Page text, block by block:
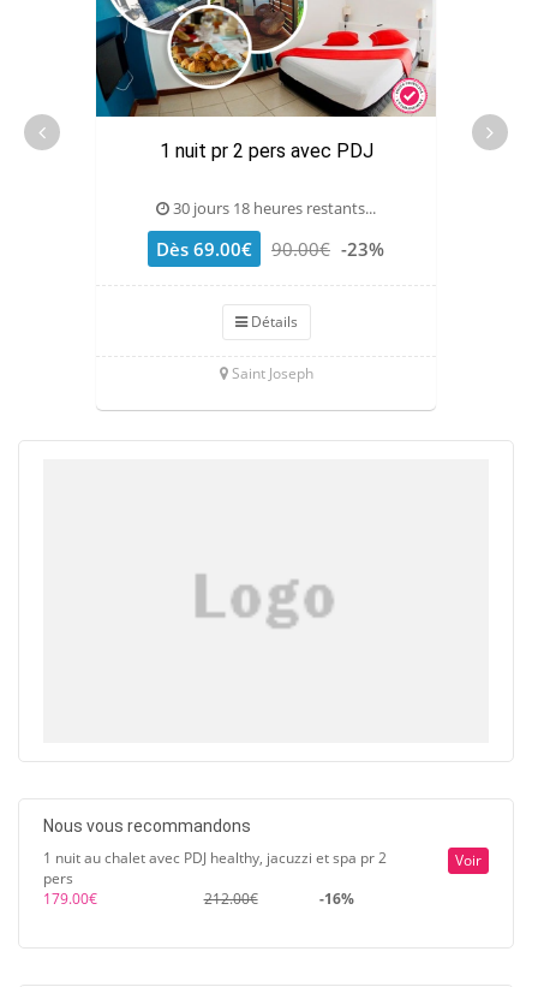
1 nuit pr 2 pers avec PDJ
30 jours 18 heures restants...
Dès 69.00€ 90.00€ -23%
Détails
Saint Joseph
1
Nous vous recommandons
1 nuit au chalet avec PDJ healthy, jacuzzi et spa pr 2
pers
Voir
179.00€
212.00€ -16%